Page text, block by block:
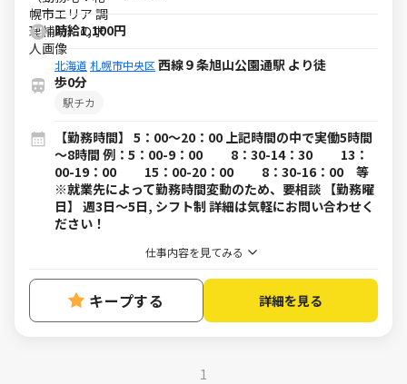
時給1,100円
北海道 札幌市中央区 西線９条旭山公園通駅 より徒
歩0分
駅チカ
【勤務時間】 5：00～20：00 上記時間の中で実働5時間
～8時間 例：5：00-9：00 8：30-14：30 13：
00-19：00 15：00-20：00 8：30-16：00 等
※就業先によって勤務時間変動のため、要相談 【勤務曜
日】 週3日～5日, シフト制 詳細は気軽にお問い合わせく
ださい！
仕事内容を見てみる
キープする 詳細を見る
1